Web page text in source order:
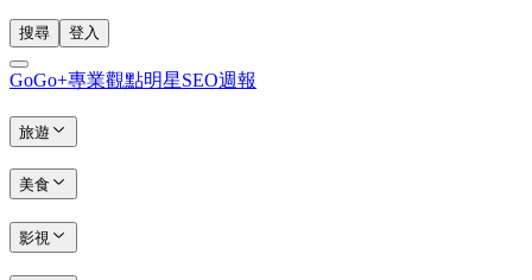
搜尋 登入
GoGo+專業觀點明星SEO週報
旅遊
美食
影視